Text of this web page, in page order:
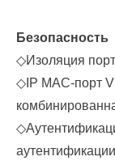
Безопасность
◇Изоляция
◇ IP MAC-порт
◇